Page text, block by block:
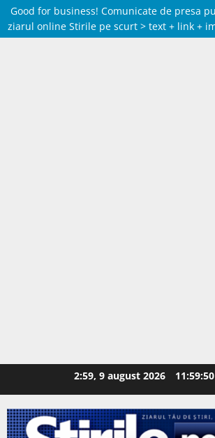
Good for business! Comunicate de presa
ziarul online Stirile pe scurt > text + link +
2:59, 9 august 2026